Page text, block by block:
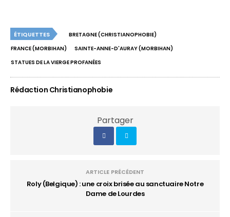
ÉTIQUETTES
BRETAGNE (CHRISTIANOPHOBIE)
FRANCE (MORBIHAN)
SAINTE-ANNE-D'AURAY (MORBIHAN)
STATUES DE LA VIERGE PROFANÉES
Rédaction Christianophobie
Partager
ARTICLE PRÉCÉDENT
Roly (Belgique) : une croix brisée au sanctuaire Notre
Dame de Lourdes